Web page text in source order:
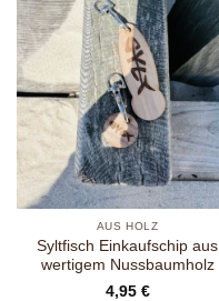
AUS HOLZ
Syltfisch Einkaufschip aus
wertigem Nussbaumholz
4,95 €